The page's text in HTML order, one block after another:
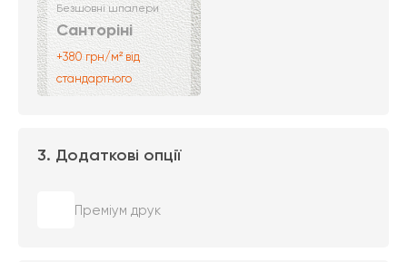
Безшовні шпалери
Санторіні
+380 грн/м² від
стандартного
3. Додаткові опції
Преміум друк